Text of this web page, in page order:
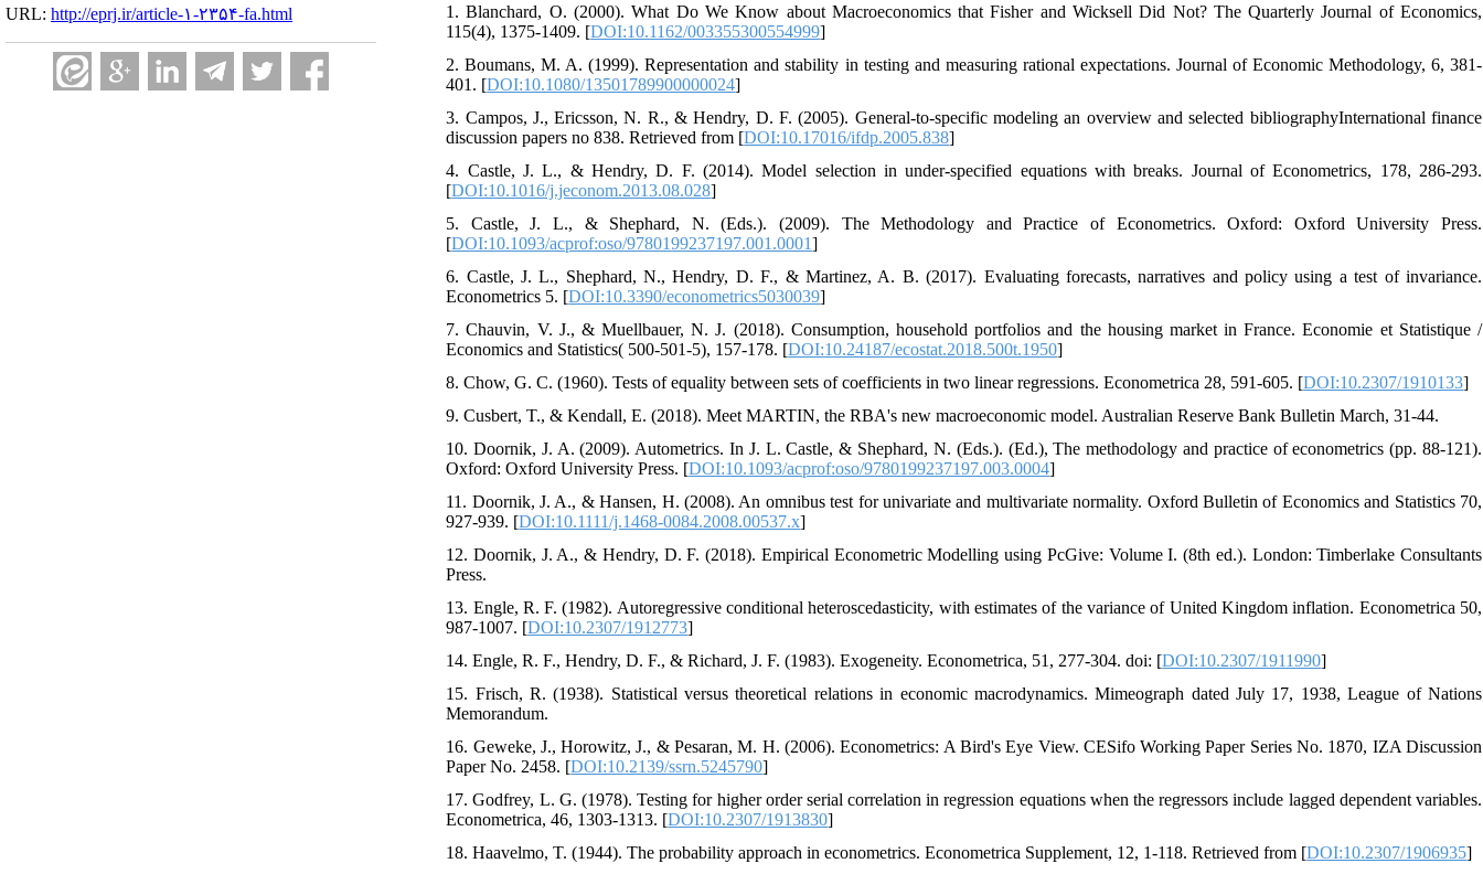
URL: http://eprj.ir/article-۱-۲۳۵۴-fa.html
1. Blanchard, O. (2000). What Do We Know about Macroeconomics that Fisher and Wicksell Did Not? The Quarterly Journal of Economics,
115(4), 1375-1409. [DOI:10.1162/003355300554999]
2. Boumans, M. A. (1999). Representation and stability in testing and measuring rational expectations. Journal of Economic Methodology, 6, 381-
401. [DOI:10.1080/13501789900000024]
3. Campos, J., Ericsson, N. R., & Hendry, D. F. (2005). General-to-specific modeling an overview and selected bibliographyInternational finance
discussion papers no 838. Retrieved from [DOI:10.17016/ifdp.2005.838]
4. Castle, J. L., & Hendry, D. F. (2014). Model selection in under-specified equations with breaks. Journal of Econometrics, 178, 286-293.
[DOI:10.1016/j.jeconom.2013.08.028]
5. Castle, J. L., & Shephard, N. (Eds.). (2009). The Methodology and Practice of Econometrics. Oxford: Oxford University Press.
[DOI:10.1093/acprof:oso/9780199237197.001.0001]
6. Castle, J. L., Shephard, N., Hendry, D. F., & Martinez, A. B. (2017). Evaluating forecasts, narratives and policy using a test of invariance.
Econometrics 5. [DOI:10.3390/econometrics5030039]
7. Chauvin, V. J., & Muellbauer, N. J. (2018). Consumption, household portfolios and the housing market in France. Economie et Statistique /
Economics and Statistics( 500-501-5), 157-178. [DOI:10.24187/ecostat.2018.500t.1950]
8. Chow, G. C. (1960). Tests of equality between sets of coefficients in two linear regressions. Econometrica 28, 591-605. [DOI:10.2307/1910133]
9. Cusbert, T., & Kendall, E. (2018). Meet MARTIN, the RBA's new macroeconomic model. Australian Reserve Bank Bulletin March, 31-44.
10. Doornik, J. A. (2009). Autometrics. In J. L. Castle, & Shephard, N. (Eds.). (Ed.), The methodology and practice of econometrics (pp. 88-121).
Oxford: Oxford University Press. [DOI:10.1093/acprof:oso/9780199237197.003.0004]
11. Doornik, J. A., & Hansen, H. (2008). An omnibus test for univariate and multivariate normality. Oxford Bulletin of Economics and Statistics 70,
927-939. [DOI:10.1111/j.1468-0084.2008.00537.x]
12. Doornik, J. A., & Hendry, D. F. (2018). Empirical Econometric Modelling using PcGive: Volume I. (8th ed.). London: Timberlake Consultants
Press.
13. Engle, R. F. (1982). Autoregressive conditional heteroscedasticity, with estimates of the variance of United Kingdom inflation. Econometrica 50,
987-1007. [DOI:10.2307/1912773]
14. Engle, R. F., Hendry, D. F., & Richard, J. F. (1983). Exogeneity. Econometrica, 51, 277-304. doi: [DOI:10.2307/1911990]
15. Frisch, R. (1938). Statistical versus theoretical relations in economic macrodynamics. Mimeograph dated July 17, 1938, League of Nations
Memorandum.
16. Geweke, J., Horowitz, J., & Pesaran, M. H. (2006). Econometrics: A Bird's Eye View. CESifo Working Paper Series No. 1870, IZA Discussion
Paper No. 2458. [DOI:10.2139/ssrn.5245790]
17. Godfrey, L. G. (1978). Testing for higher order serial correlation in regression equations when the regressors include lagged dependent variables.
Econometrica, 46, 1303-1313. [DOI:10.2307/1913830]
18. Haavelmo, T. (1944). The probability approach in econometrics. Econometrica Supplement, 12, 1-118. Retrieved from [DOI:10.2307/1906935]